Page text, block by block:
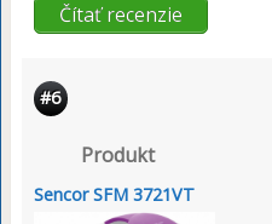
Čítať recenzie
#6
Produkt
Sencor SFM 3721VT